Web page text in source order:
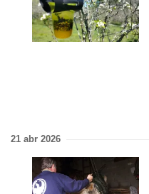
21 abr 2026